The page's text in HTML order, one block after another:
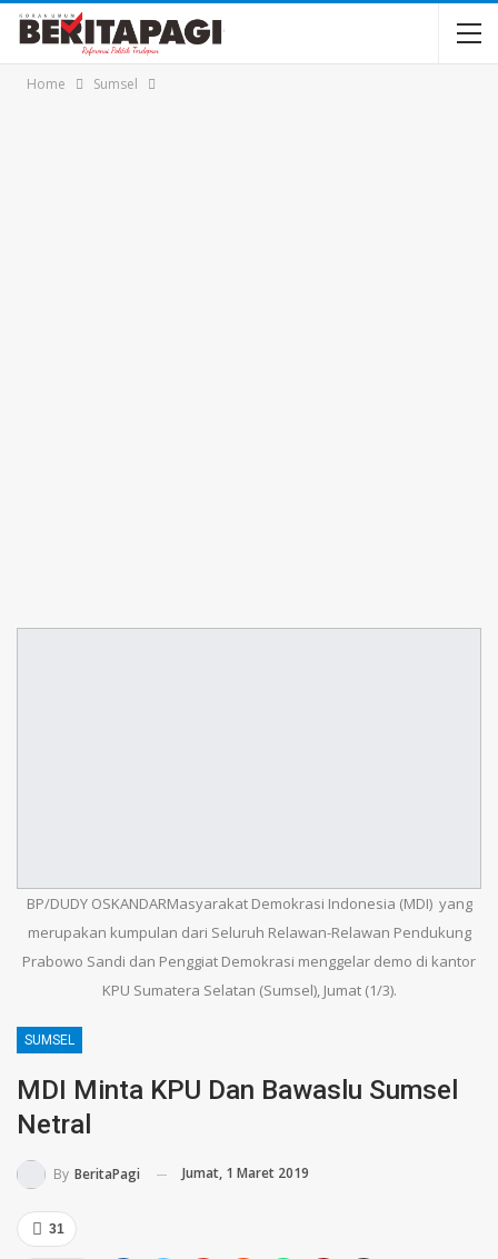
Home Sumsel
BP/DUDY OSKANDARMasyarakat Demokrasi Indonesia (MDI) yang
merupakan kumpulan dari Seluruh Relawan-Relawan Pendukung
Prabowo Sandi dan Penggiat Demokrasi menggelar demo di kantor
KPU Sumatera Selatan (Sumsel), Jumat (1/3).
SUMSEL
MDI Minta KPU Dan Bawaslu Sumsel
Netral
By BeritaPagi Jumat, 1 Maret 2019
31